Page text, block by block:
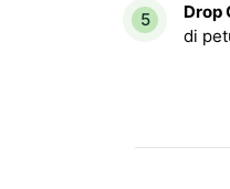
Drop
di